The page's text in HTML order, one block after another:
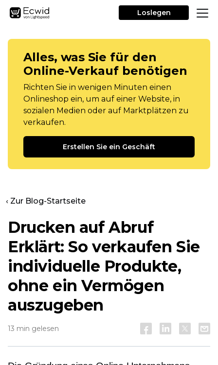
Loslegen
Alles, was Sie für den
Online-Verkauf benötigen
Richten Sie in wenigen Minuten einen
Onlineshop ein, um auf einer Website, in
sozialen Medien oder auf Marktplätzen zu
verkaufen.
Erstellen Sie ein Geschäft
‹ Zur Blog-Startseite
Drucken auf Abruf
Erklärt: So verkaufen Sie
individuelle Produkte,
ohne ein Vermögen
auszugeben
13 min gelesen